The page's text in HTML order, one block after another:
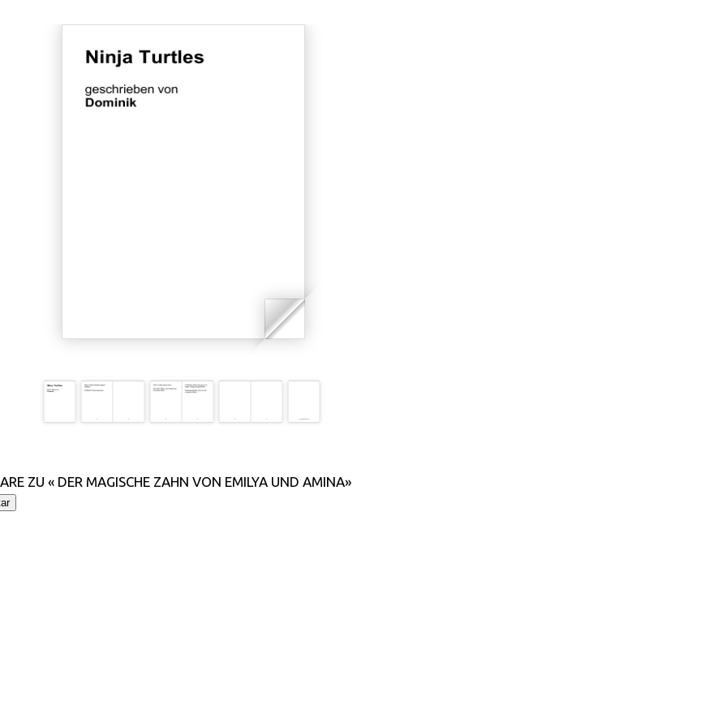
ZU « DER MAGISCHE ZAHN VON EMILYA UND AMINA»